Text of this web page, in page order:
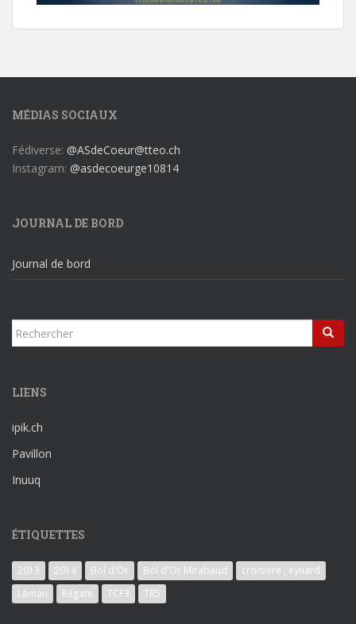
MÉDIAS SOCIAUX
Fédiverse: @ASdeCoeur@tteo.ch
Instagram: @asdecoeurge10814
JOURNAL DE BORD
Journal de bord
Rechercher...
LIENS
ipik.ch
Pavillon
Inuuq
ÉTIQUETTES
2013 2014 Bol d'Or Bol d'Or Mirabaud
croisiere ; eynard
Léman
Régate TCF3 TR5